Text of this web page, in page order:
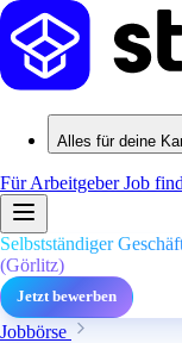
Alles für deine
Für ArbeitgeberJob
Selbstständiger
(Görlitz)
Jetzt bewerben
Jobbörse